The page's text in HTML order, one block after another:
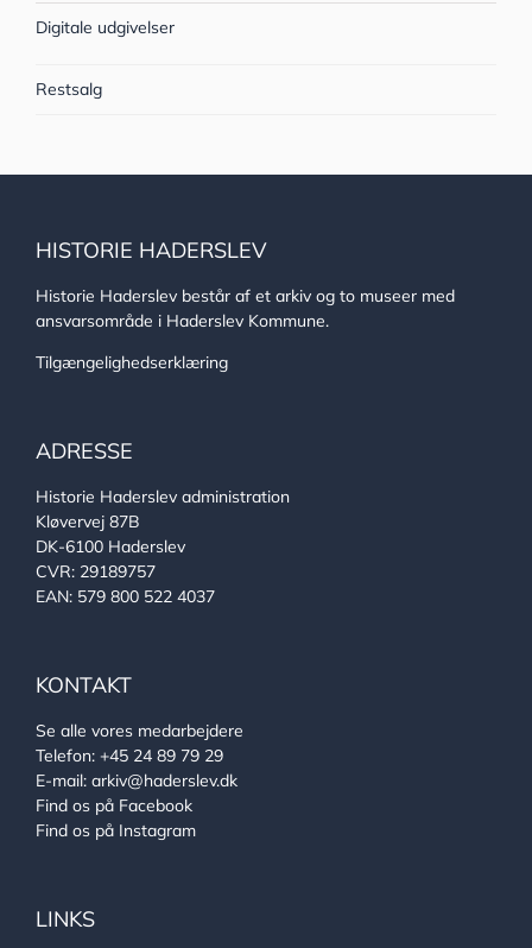
Digitale udgivelser
Restsalg
HISTORIE HADERSLEV
Historie Haderslev består af et arkiv og to museer med
ansvarsområde i Haderslev Kommune.
Tilgængelighedserklæring
ADRESSE
Historie Haderslev administration
Kløvervej 87B
DK-6100 Haderslev
CVR: 29189757
EAN: 579 800 522 4037
KONTAKT
Se alle vores medarbejdere
Telefon: +45 24 89 79 29
E-mail: arkiv@haderslev.dk
Find os på Facebook
Find os på Instagram
LINKS